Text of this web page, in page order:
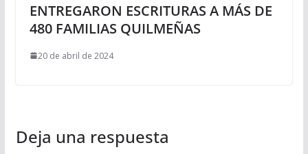
ENTREGARON ESCRITURAS A MÁS DE
480 FAMILIAS QUILMEÑAS
20 de abril de 2024
Deja una respuesta